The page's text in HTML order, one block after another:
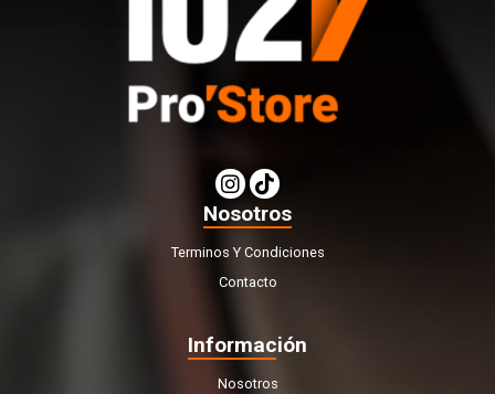
Nosotros
Terminos Y Condiciones
Contacto
Información
Nosotros